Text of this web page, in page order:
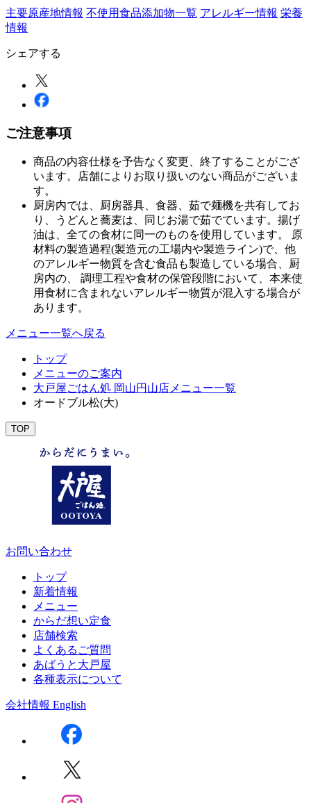
主要原産地情報 不使用食品添加物一覧 アレルギー情報 栄養
情報
シェアする
ご注意事項
商品の内容仕様を予告なく変更、終了することがござ
います。店舗によりお取り扱いのない商品がございま
す。
厨房内では、厨房器具、食器、茹で麺機を共有してお
り、うどんと蕎麦は、同じお湯で茹でています。揚げ
油は、全ての食材に同一のものを使用しています。 原
材料の製造過程(製造元の工場内や製造ライン)で、他
のアレルギー物質を含む食品も製造している場合、厨
房内の、 調理工程や食材の保管段階において、本来使
用食材に含まれないアレルギー物質が混入する場合が
あります。
メニュー一覧へ戻る
トップ
メニューのご案内
大戸屋ごはん処 岡山円山店メニュー一覧
オードブル松(大)
TOP
お問い合わせ
トップ
新着情報
メニュー
からだ想い定食
店舗検索
よくあるご質問
あばうと大戸屋
各種表示について
会社情報 English